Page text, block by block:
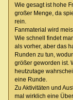
Wie gesagt ist hohe
großer Menge, da
rein.
Fanmaterial wird
Wie schnell findet
als vorher, aber das
Runden zu tun,
größer geworden ist.
heutzutage
eine Runde.
Zu Aktivitäten und
mal wirklich eine